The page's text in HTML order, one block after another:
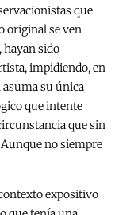
que
original se ven
hayan sido
impidiendo, en
su única
que intente
que sin
no siempre
expositivo